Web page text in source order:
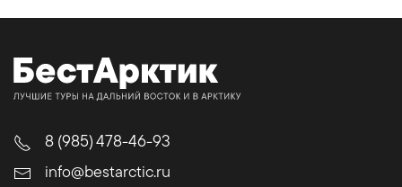
8 (985) 478-46-93
info@bestarctic.ru